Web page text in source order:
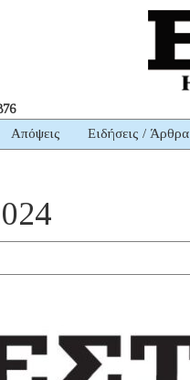
Απόψεις Ειδήσεις / Άρθρα